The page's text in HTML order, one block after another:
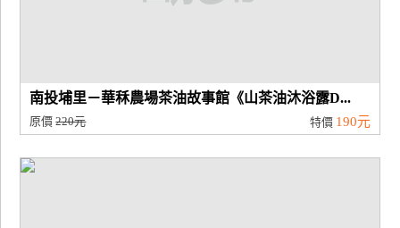
宣
傳
南投埔里－華秝農場茶油故事館《山茶油沐浴露D...
原價220元 特價 190元